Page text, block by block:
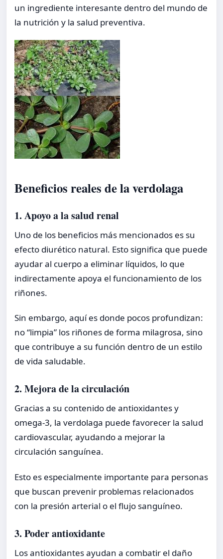
un ingrediente interesante dentro del mundo de
la nutrición y la salud preventiva.
Beneficios reales de la verdolaga
1. Apoyo a la salud renal
Uno de los beneficios más mencionados es su
efecto diurético natural. Esto significa que puede
ayudar al cuerpo a eliminar líquidos, lo que
indirectamente apoya el funcionamiento de los
riñones.
Sin embargo, aquí es donde pocos profundizan:
no “limpia” los riñones de forma milagrosa, sino
que contribuye a su función dentro de un estilo
de vida saludable.
2. Mejora de la circulación
Gracias a su contenido de antioxidantes y
omega-3, la verdolaga puede favorecer la salud
cardiovascular, ayudando a mejorar la
circulación sanguínea.
Esto es especialmente importante para personas
que buscan prevenir problemas relacionados
con la presión arterial o el flujo sanguíneo.
3. Poder antioxidante
Los antioxidantes ayudan a combatir el daño